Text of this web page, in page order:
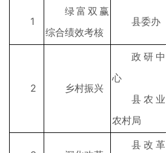
1
绿富双赢
综合绩效考核
县委办
2 乡村振兴
政研中
心
县农业
农村局
县改革